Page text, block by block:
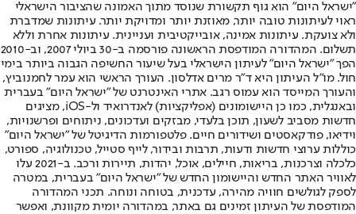
"ישראל היום" הוא גוף תקשורת שנוסד מתוך האמונה שהציבור הישראלי
ראוי לעיתונות טובה יותר, מאוזנת יותר ומדויקת יותר. עיתונות שמדברת
ולא צועקת. עיתונות אמינה, אובייקטיבית ועניינית. עיתונות אחרת וללא
תשלום. המהדורה המודפסת הראשונה פורסמה ב-30 ביולי 2007, וב-2010
הפך "ישראל היום" לעיתון הישראלי בעל שיעור החשיפה הגבוה ביותר בימי
חול. מו"ל העיתון היא ד"ר מרים אדלסון. העורך הראשי הוא עמר לחמנוביץ,
והעורך המייסד הוא עמוס רגב. אתרי האינטרנט של "ישראל היום" בעברית
ובאנגלית, כמו כן היישומונים (אפליקציות) לאנדרואיד ול-iOS, מציגים
חדשות מסביב לשעון, תוכן בלעדי, מבזקים ועדכונים, ניתוחים ופרשנויות,
וידיאו, פודקאסטים ושידורים חיים. פלטפורמות הדיגיטל של "ישראל היום"
כוללות ערוצי חדשות ודעות, תרבות ובידור, לייף סטייל, טכנולוגיה, ספורט,
כלכלה וצרכנות, בריאות, חיילים, אוכל, יהדות, תיירות ורכב. ב-2021 עלו
לאוויר האתר החדש והיישומון החדש של "ישראל היום" בעברית, במטרה
לספק לגולשים חוויה מהירה, עדכנית, בטוחה ונוחה. תכני המהדורה
המודפסת של העיתון זמינים גם באתר, במהדורה יומית מקוונת, ואפשר